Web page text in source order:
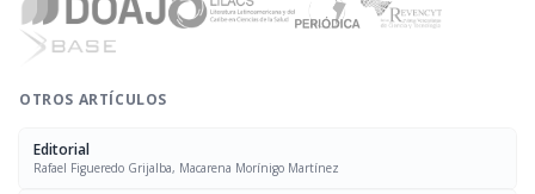
OTROS ARTÍCULOS
Editorial
Rafael Figueredo Grijalba, Macarena Morínigo Martínez